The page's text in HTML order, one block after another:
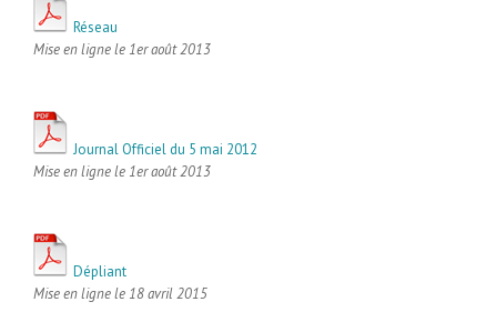
Réseau
Mise en ligne le 1er août 2013
Journal Officiel du 5 mai 2012
Mise en ligne le 1er août 2013
Dépliant
Mise en ligne le 18 avril 2015